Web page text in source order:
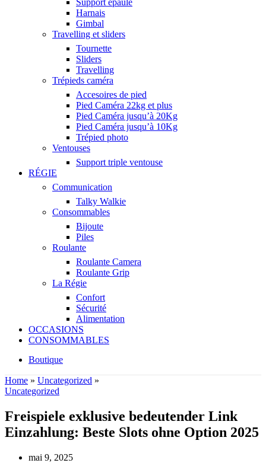
Support épaule
Harnais
Gimbal
Travelling et sliders
Tournette
Sliders
Travelling
Trépieds caméra
Accesoires de pied
Pied Caméra 22kg et plus
Pied Caméra jusqu’à 20Kg
Pied Caméra jusqu’à 10Kg
Trépied photo
Ventouses
Support triple ventouse
RÉGIE
Communication
Talky Walkie
Consommables
Bijoute
Piles
Roulante
Roulante Camera
Roulante Grip
La Régie
Confort
Sécurité
Alimentation
OCCASIONS
CONSOMMABLES
Boutique
Home » Uncategorized »
Uncategorized
Freispiele exklusive bedeutender Link
Einzahlung: Beste Slots ohne Option 2025
mai 9, 2025